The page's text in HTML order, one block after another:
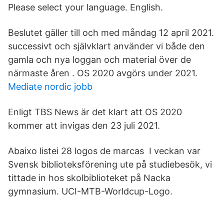
Please select your language. English.
Beslutet gäller till och med måndag 12 april 2021.
successivt och självklart använder vi både den
gamla och nya loggan och material över de
närmaste åren . OS 2020 avgörs under 2021.
Mediate nordic jobb
Enligt TBS News är det klart att OS 2020
kommer att invigas den 23 juli 2021.
Abaixo listei 28 logos de marcas I veckan var
Svensk biblioteksförening ute på studiebesök, vi
tittade in hos skolbiblioteket på Nacka
gymnasium. UCI-MTB-Worldcup-Logo.